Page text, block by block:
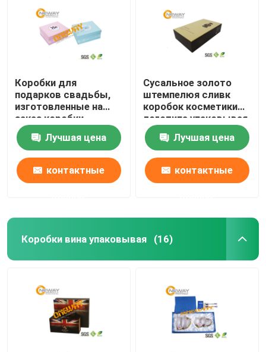
Коробки для
подарков свадьбы,
изготовленные на
заказ коробки
подарка
косметические
упаковывая продукта
Лучшая цена
контактные
Сусальное золото
штемпелюя сливк
коробок косметики
логотипа упаковывая
изготовленную на
заказ в стиле
коробки вытачки
Лучшая цена
контактные
Коробки вина упаковывая (16)